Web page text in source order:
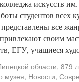
искусств
студентов всех
все
своим
ЕГУ, учащиеся
области, 879
музея, Новости,